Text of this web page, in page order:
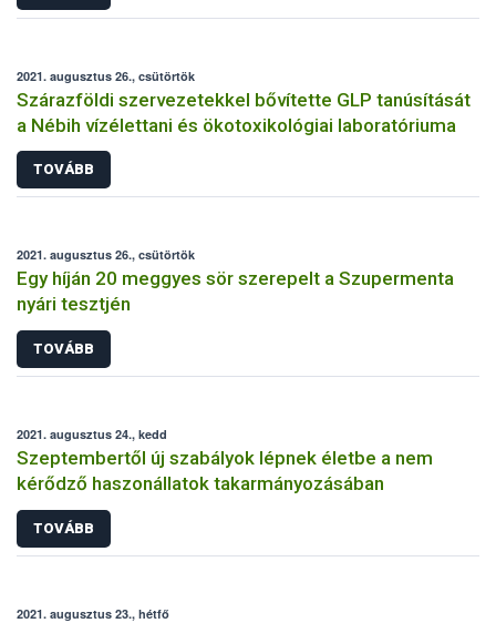
2021. augusztus 26., csütörtök
Szárazföldi szervezetekkel bővítette GLP tanúsítását
a Nébih vízélettani és ökotoxikológiai laboratóriuma
TOVÁBB
2021. augusztus 26., csütörtök
Egy híján 20 meggyes sör szerepelt a Szupermenta
nyári tesztjén
TOVÁBB
2021. augusztus 24., kedd
Szeptembertől új szabályok lépnek életbe a nem
kérődző haszonállatok takarmányozásában
TOVÁBB
2021. augusztus 23., hétfő